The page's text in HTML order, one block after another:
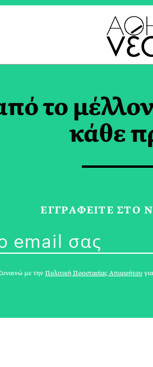
MATCH
το
κάθε
ΕΓΓPΑΦΕΙΤΕ ΣΤΟ
με τηνΠολιτική Προστασίας Απορρήτου